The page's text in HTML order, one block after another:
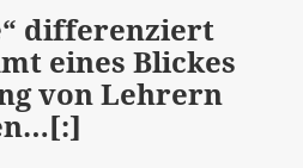
differenziert
eines Blickes
von Lehrern